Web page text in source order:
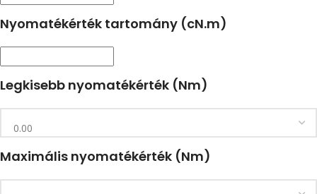
Nyomatékérték tartomány (cN.m)
Legkisebb nyomatékérték (Nm)
Maximális nyomatékérték (Nm)